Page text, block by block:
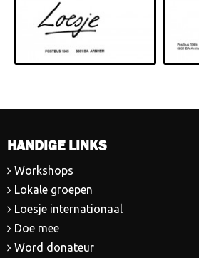
HANDIGE LINKS
Workshops
Lokale groepen
Loesje internationaal
Doe mee
Word donateur